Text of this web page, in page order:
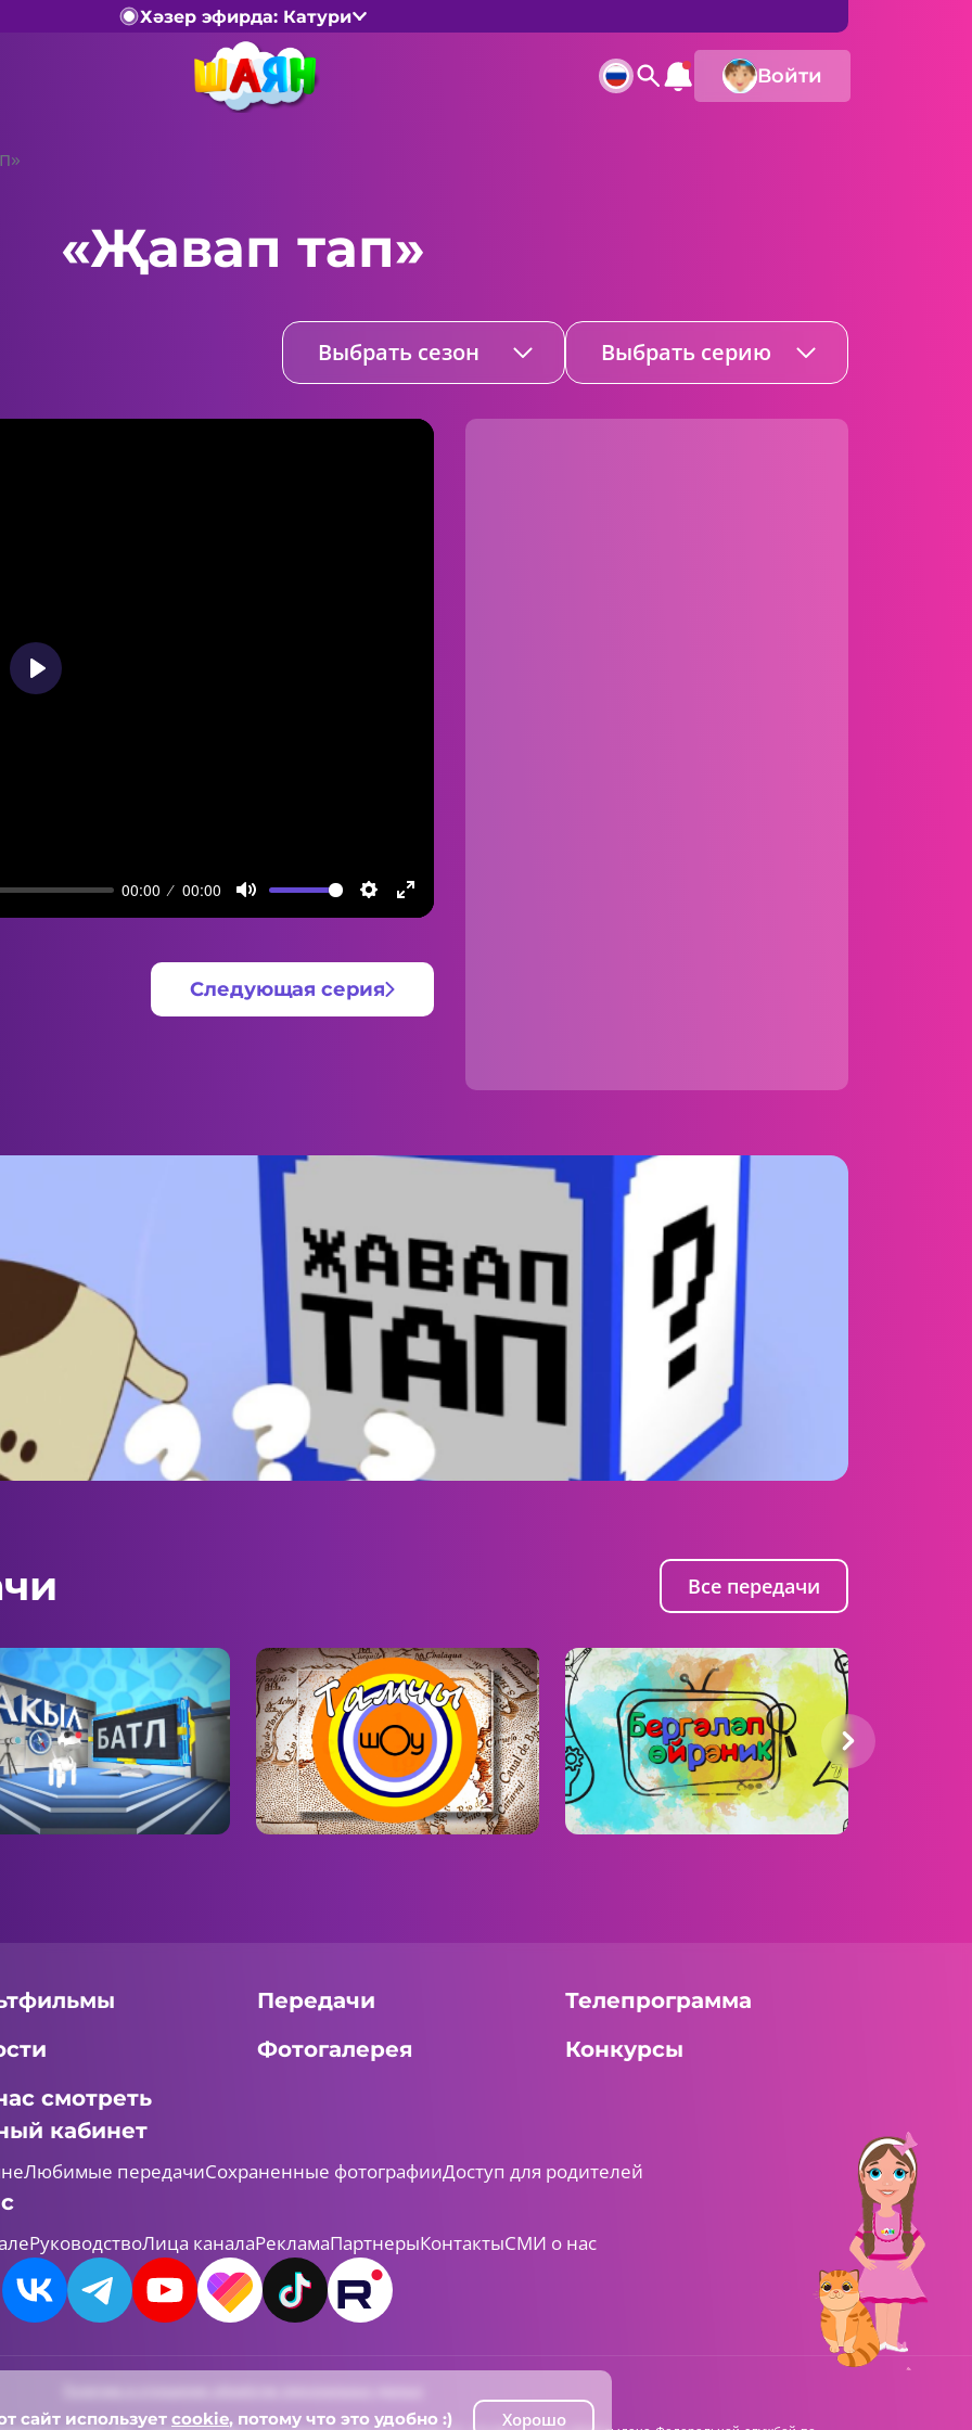
Хәзер эфирда: Катури
Войти
«Җавап тап»
Выбрать сезон Выбрать серию
00:00 00:00
Mute Settings
Enter
Play
Следующая серия
Все передачи
Передачи
Телепрограмма
Фотогалерея
Конкурсы
смотреть
кабинет
Любимые передачиСохраненные фотографииДоступ для родителей
РуководствоЛица каналаРекламаПартнерыКонтактыСМИ о нас
сайт использует cookie, потому что это удобно :) Хорошо